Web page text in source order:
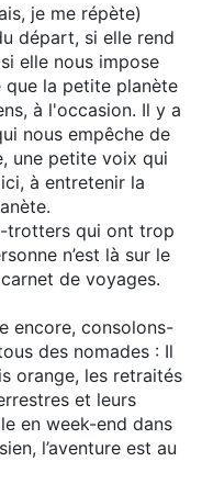
je me répète)
départ, si elle rend
elle nous impose
la petite planète
à l'occasion. Il y a
nous empêche de
une petite voix qui
à entretenir la
trotters qui ont trop
n’est là sur le
de voyages.
encore, consolons-
des nomades : Il
orange, les retraités
et leurs
en week-end dans
l’aventure est au